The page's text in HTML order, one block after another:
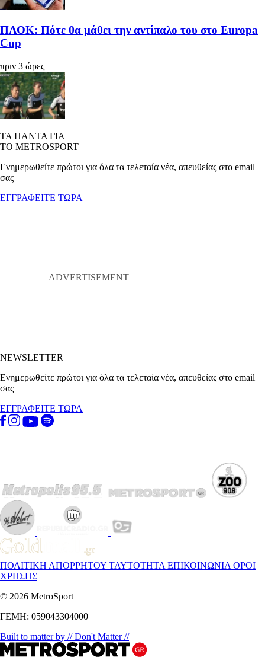
ΠΑΟΚ: Πότε θα μάθει την αντίπαλο του στο Europa
Cup
πριν 3 ώρες
ΤΑ ΠΑΝΤΑ ΓΙΑ
ΤΟ METROSPORT
Ενημερωθείτε πρώτοι για όλα τα τελεταία νέα, απευθείας στο email
σας
ΕΓΓΡΑΦΕΙΤΕ ΤΩΡΑ
NEWSLETTER
Ενημερωθείτε πρώτοι για όλα τα τελεταία νέα, απευθείας στο email
σας
ΕΓΓΡΑΦΕΙΤΕ ΤΩΡΑ
ΠΟΛΙΤΙΚΗ ΑΠΟΡΡΗΤΟΥ ΤΑΥΤΟΤΗΤΑ ΕΠΙΚΟΙΝΩΝΙΑ ΟΡΟΙ
ΧΡΗΣΗΣ
© 2026 MetroSport
ΓΕΜΗ: 059043304000
Built to matter by // Don't Matter //